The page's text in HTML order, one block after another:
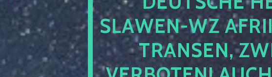
SLAWEN-WZ
TRANSEN,